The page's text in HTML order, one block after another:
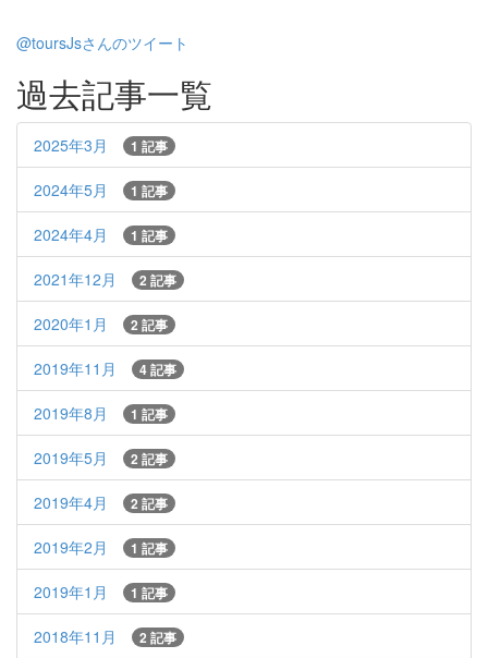
@toursJsさんのツイート
過去記事一覧
2025年3月 1 記事
2024年5月 1 記事
2024年4月 1 記事
2021年12月 2 記事
2020年1月 2 記事
2019年11月 4 記事
2019年8月 1 記事
2019年5月 2 記事
2019年4月 2 記事
2019年2月 1 記事
2019年1月 1 記事
2018年11月 2 記事